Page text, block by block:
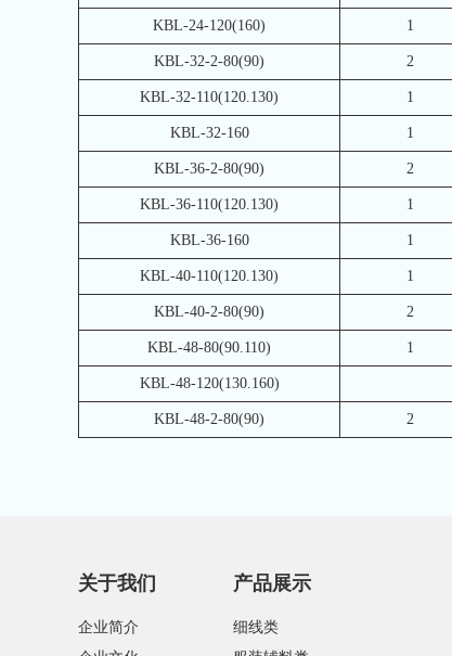
KBL-24-120(160) 1
KBL-32-2-80(90) 2
KBL-32-110(120.130) 1
KBL-32-160 1
KBL-36-2-80(90) 2
KBL-36-110(120.130) 1
KBL-36-160 1
KBL-40-110(120.130) 1
KBL-40-2-80(90) 2
KBL-48-80(90.110) 1
KBL-48-120(130.160)
KBL-48-2-80(90) 2
关于我们
企业简介
产品展示
细线类